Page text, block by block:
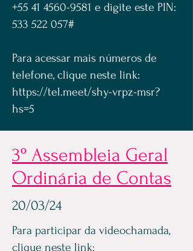
+55 41 4560-9581 e digite este PIN:
533 522 057#
Para acessar mais números de
telefone, clique neste link:
https://tel.meet/shy-vrpz-msr?
hs=5
3º Assembleia Geral
Ordinária de Contas
20/03/24
Para participar da videochamada,
clique neste link: